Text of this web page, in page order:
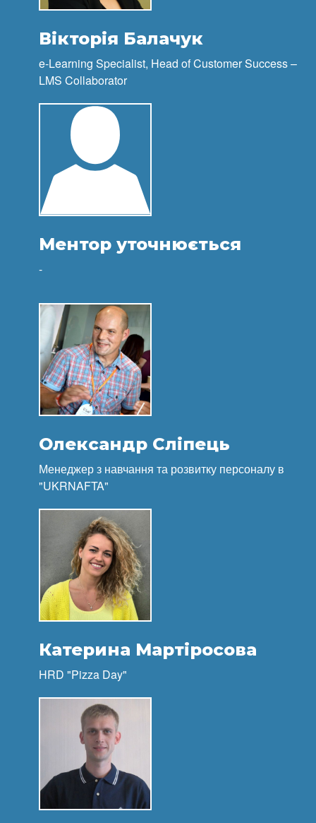
Вікторія Балачук
e-Learning Specialist, Head of Customer Success –
LMS Collaborator
Ментор уточнюється
-
Олександр Сліпець
Менеджер з навчання та розвитку персоналу в
"UKRNAFTA"
Катерина Мартіросова
HRD "Pizza Day"